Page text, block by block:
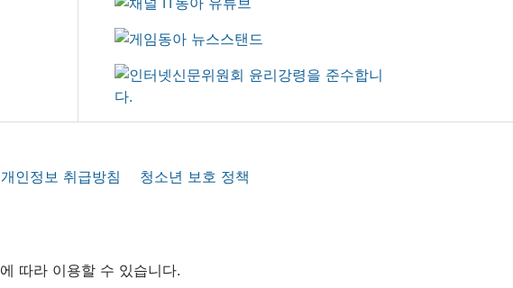
개인정보 취급방침
청소년 보호 정책
에 따라 이용할 수 있습니다.